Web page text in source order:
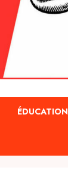
ÉDUCATION